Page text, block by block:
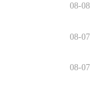
08-08
08-07
08-07